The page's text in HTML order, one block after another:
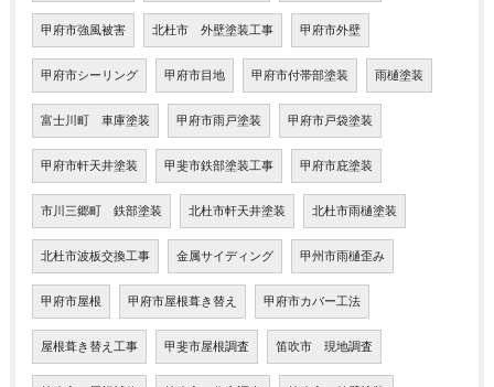
甲府市強風被害 北杜市 外壁塗装工事 甲府市外壁
甲府市シーリング 甲府市目地 甲府市付帯部塗装 雨樋塗装
富士川町 車庫塗装 甲府市雨戸塗装 甲府市戸袋塗装
甲府市軒天井塗装 甲斐市鉄部塗装工事 甲府市庇塗装
市川三郷町 鉄部塗装 北杜市軒天井塗装 北杜市雨樋塗装
北杜市波板交換工事 金属サイディング 甲州市雨樋歪み
甲府市屋根 甲府市屋根葺き替え 甲府市カバー工法
屋根葺き替え工事 甲斐市屋根調査 笛吹市 現地調査